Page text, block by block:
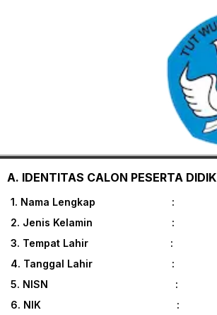
A. IDENTITAS CALON PESERTA DIDIK
1. Nama Lengkap :
2. Jenis Kelamin :
3. Tempat Lahir :
4. Tanggal Lahir :
5. NISN :
6. NIK :